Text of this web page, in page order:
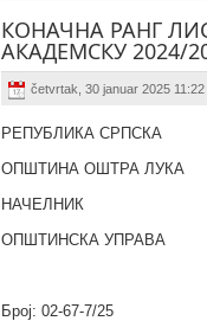
КОНАЧНА РАНГ
АКАДЕМСКУ 2024/
četvrtak, 30 januar 2025 11:22
РЕПУБЛИКА СРПСКА
ОПШТИНА ОШТРА ЛУКА
НАЧЕЛНИК
ОПШТИНСКА УПРАВА
Број: 02-67-7/25